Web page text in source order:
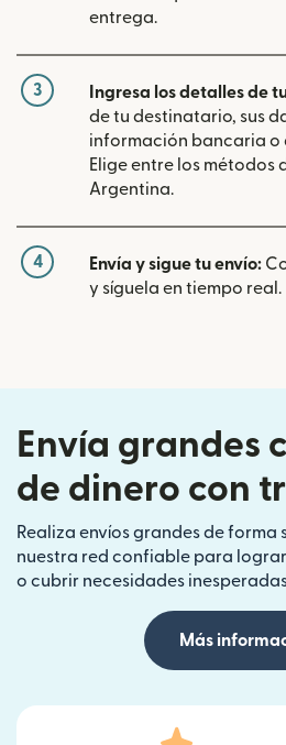
entrega.
3 Ingresa los detalles de
de tu destinatario, sus
información bancaria o
Elige entre los métodos
Argentina.
4 Envía y sigue tu envío:
y síguela en tiempo real.
Envía grandes
de dinero con
Realiza envíos grandes de forma
nuestra red confiable para
o cubrir necesidades
Más